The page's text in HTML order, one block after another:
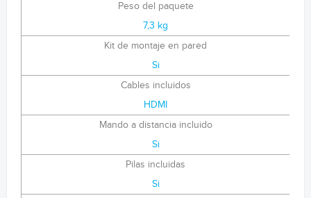
Peso del paquete
7,3 kg
Kit de montaje en pared
Si
Cables incluidos
HDMI
Mando a distancia incluido
Si
Pilas incluidas
Si